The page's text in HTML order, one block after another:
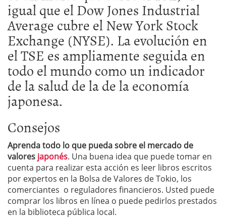
igual que el Dow Jones Industrial
Average cubre el New York Stock
Exchange (NYSE). La evolución en
el TSE es ampliamente seguida en
todo el mundo como un indicador
de la salud de la de la economía
japonesa.
Consejos
Aprenda todo lo que pueda sobre el mercado de
valores japonés. Una buena idea que puede tomar en
cuenta para realizar esta acción es leer libros escritos
por expertos en la Bolsa de Valores de Tokio, los
comerciantes o reguladores financieros. Usted puede
comprar los libros en línea o puede pedirlos prestados
en la biblioteca pública local.